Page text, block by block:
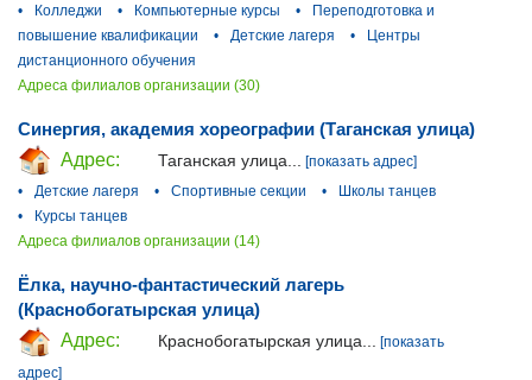
•
Колледжи • Компьютерные курсы •
Переподготовка и
повышение квалификации
• Детские лагеря •
Центры
дистанционного обучения
Адреса филиалов организации (30)
Синергия, академия хореографии (Таганская улица)
Адрес:
Таганская улица...
[показать адрес]
•
Детские лагеря • Спортивные секции •
Школы танцев
•
Курсы танцев
Адреса филиалов организации (14)
Ёлка, научно-фантастический лагерь
(Краснобогатырская улица)
Адрес:
Краснобогатырская улица... [показать
адрес]